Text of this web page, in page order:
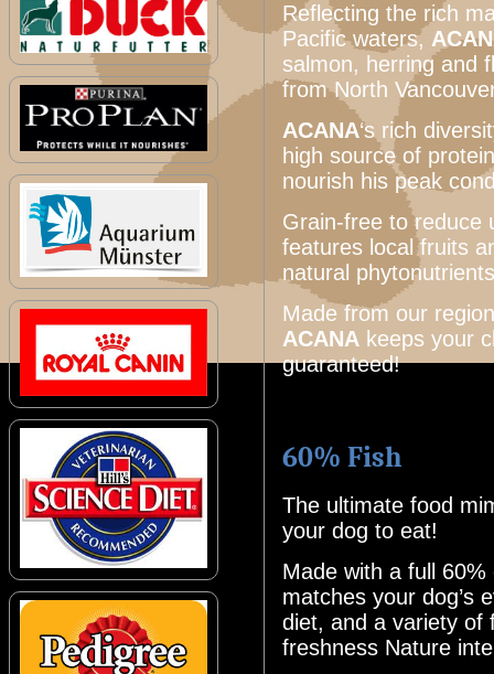
Reflecting the rich
Pacific waters,
salmon, herring and
from North
ACANA‘s rich
high source of
nourish his peak
Grain-free to reduce
features local fruits
natural
Made from our
ACANA keeps your
guaranteed!
60% Fish
The ultimate food
your dog to eat!
Made with a full
matches your dog’s
diet, and a variety of
freshness Nature